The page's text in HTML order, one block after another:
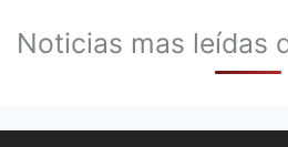
Noticias mas leídas